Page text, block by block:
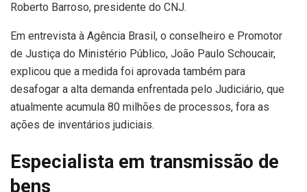
Roberto Barroso, presidente do CNJ.
Em entrevista à Agência Brasil, o conselheiro e Promotor
de Justiça do Ministério Público, João Paulo Schoucair,
explicou que a medida foi aprovada também para
desafogar a alta demanda enfrentada pelo Judiciário, que
atualmente acumula 80 milhões de processos, fora as
ações de inventários judiciais.
Especialista em transmissão de
bens